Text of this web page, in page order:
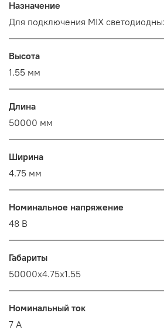
Назначение
Для подключения MIX
Высота
1.55 мм
Длина
50000 мм
Ширина
4.75 мм
Номинальное напряжение
48 В
Габариты
50000x4.75x1.55
Номинальный ток
7 А